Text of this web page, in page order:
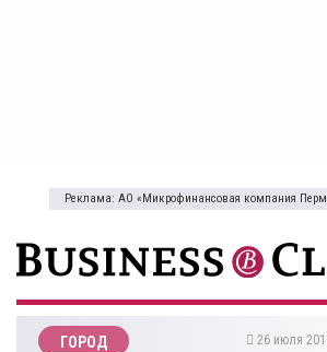
Реклама: АО «Микрофинансовая компания
ГОРОД 26 июля